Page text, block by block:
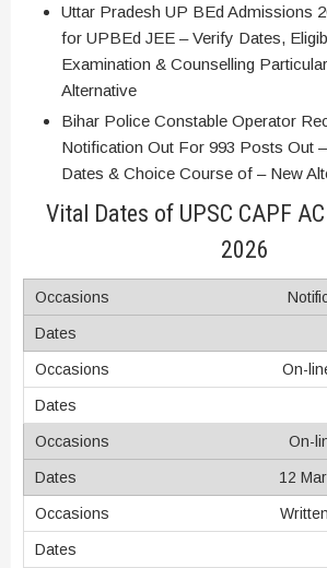
Uttar Pradesh UP BEd Admissions
for UPBEd JEE – Verify Dates,
Examination & Counselling
Alternative
Bihar Police Constable Operator
Notification Out For 993 Posts Out
Dates & Choice Course of – New
Vital Dates of UPSC CAPF
2026
On-
On-
12